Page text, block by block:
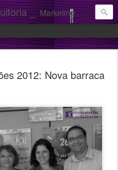
_ Marketing . Comunicação
2012: Nova barraca